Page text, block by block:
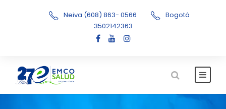
Neiva (608) 863- 0566
Bogotá
3502142363